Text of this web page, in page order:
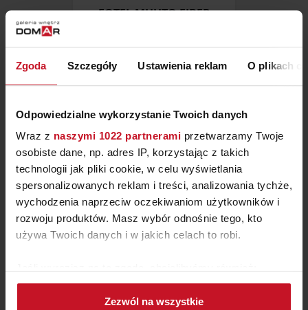
Zgoda Szczegóły Ustawienia reklam O plikach
Odpowiedzialne wykorzystanie Twoich danych
Wraz z naszymi 1022 partnerami przetwarzamy Twoje
osobiste dane, np. adres IP, korzystając z takich
technologii jak pliki cookie, w celu wyświetlania
spersonalizowanych reklam i treści, analizowania tychże,
wychodzenia naprzeciw oczekiwaniom użytkowników i
rozwoju produktów. Masz wybór odnośnie tego, kto
używa Twoich danych i w jakich celach to robi.
Gromadzić dane dotyczące Twojej lokalizacji
geograficznej z dokładnością nawet do kilku metrów
Zezwól na wszystkie
FOTEL MUUTO FIBER
ZAPYTAJ O CENĘ W SALONIE
FOTEL VITERNO
ZAPYTAJ O CENĘ W SALONIE